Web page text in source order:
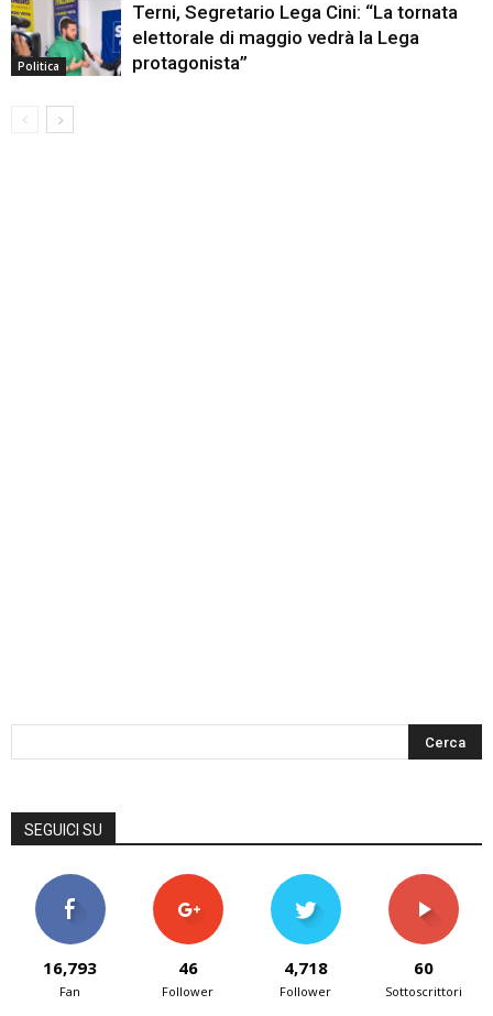
Politica
Terni, Segretario Lega Cini: “La tornata
elettorale di maggio vedrà la Lega
protagonista”
SEGUICI SU
16,793
Fan
46
Follower
4,718
Follower
60
Sottoscrittori